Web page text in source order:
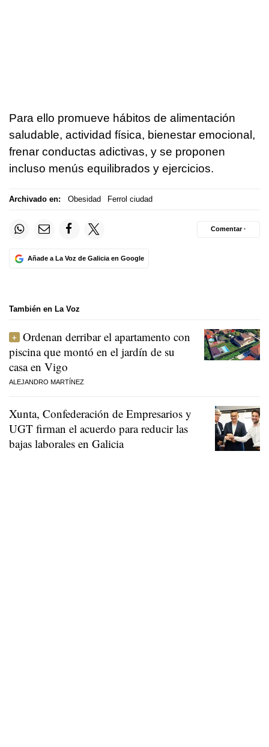
Para ello promueve hábitos de alimentación
saludable, actividad física, bienestar emocional,
frenar conductas adictivas, y se proponen
incluso menús equilibrados y ejercicios.
Archivado en: Obesidad Ferrol ciudad
Añade a La Voz de Galicia en Google
Comentar ·
También en La Voz
Ordenan derribar el apartamento con
piscina que montó en el jardín de su
casa en Vigo
ALEJANDRO MARTÍNEZ
Xunta, Confederación de Empresarios y
UGT firman el acuerdo para reducir las
bajas laborales en Galicia